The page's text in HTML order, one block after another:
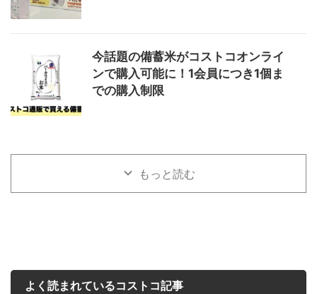
今話題の備蓄米がコストコオンライ
ンで購入可能に！1会員につき1個ま
での購入制限
もっと読む
よく読まれているコストコ記事